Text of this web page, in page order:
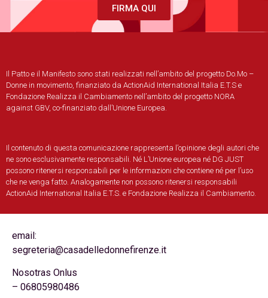
FIRMA QUI
Il Patto e il Manifesto sono stati realizzati nell ’ambito del progetto Do.Mo –
Donne in movimento, finanziato da ActionAid International Italia E.T.S e
Fondazione Realizza il Cambiamento nell ’ambito del progetto NORA
against GBV, co-finanziato dall ’Unione Europea.
Il contenuto di questa comunicazione rappresenta l ’opinione degli autori che
ne sono esclusivamente responsabili. Né L’Unione europea né DG JUST
possono ritenersi responsabili per le informazioni che contiene né per l ’uso
che ne venga fatto. Analogamente non possono ritenersi responsabili
ActionAid International Italia E.T.S. e Fondazione Realizza il Cambiamento.
email:
segreteria@casadelledonnefirenze.it
Nosotras Onlus
– 06805980486